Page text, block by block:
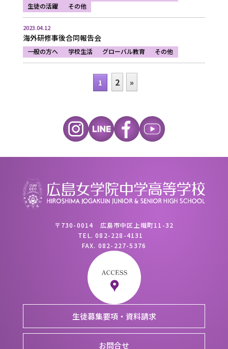
生徒の活躍
その他
2023.04.12
海外研修事後合同報告会
一般の方へ 学校生活 グローバル教育 その他
1 2 »
〒730-0014 広島市中区上幟町11-32
TEL.082-228-4131
FAX. 082-227-5376
生徒募集要項・資料請求
お問合せ